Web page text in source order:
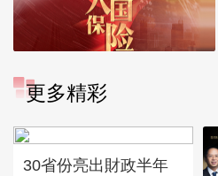
更多精彩
30省份亮出財政半年